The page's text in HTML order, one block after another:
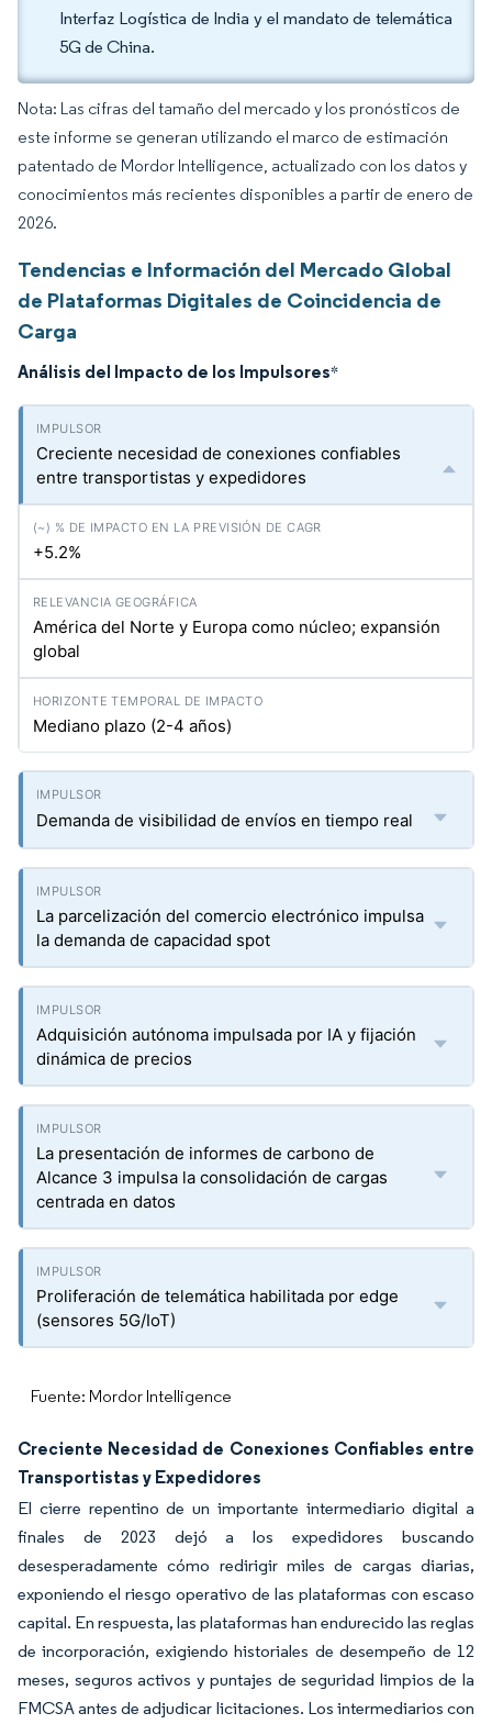
Interfaz Logística de India y el mandato de telemática
5G de China.
Nota: Las cifras del tamaño del mercado y los pronósticos de
este informe se generan utilizando el marco de estimación
patentado de Mordor Intelligence, actualizado con los datos y
conocimientos más recientes disponibles a partir de enero de
2026.
Tendencias e Información del Mercado Global
de Plataformas Digitales de Coincidencia de
Carga
Análisis del Impacto de los Impulsores*
Creciente necesidad de conexiones confiables
entre transportistas y expedidores
+5.2%
América del Norte y Europa como núcleo; expansión
global
Mediano plazo (2-4 años)
Demanda de visibilidad de envíos en tiempo real
La parcelización del comercio electrónico impulsa
la demanda de capacidad spot
Adquisición autónoma impulsada por IA y fijación
dinámica de precios
La presentación de informes de carbono de
Alcance 3 impulsa la consolidación de cargas
centrada en datos
Proliferación de telemática habilitada por edge
(sensores 5G/IoT)
Fuente: Mordor Intelligence
Creciente Necesidad de Conexiones Confiables entre
Transportistas y Expedidores
El cierre repentino de un importante intermediario digital a
finales de 2023 dejó a los expedidores buscando
desesperadamente cómo redirigir miles de cargas diarias,
exponiendo el riesgo operativo de las plataformas con escaso
capital. En respuesta, las plataformas han endurecido las reglas
de incorporación, exigiendo historiales de desempeño de 12
meses, seguros activos y puntajes de seguridad limpios de la
FMCSA antes de adjudicar licitaciones. Los intermediarios con